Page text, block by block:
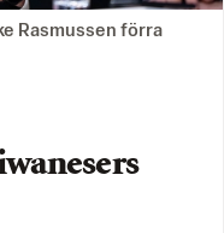
Rasmussen förra